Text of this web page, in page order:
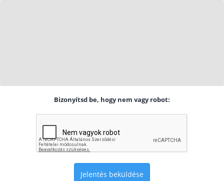
Bizonyítsd be, hogy nem vagy robot:
Jelentés beküldése